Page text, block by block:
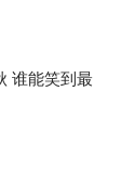
谁能笑到最